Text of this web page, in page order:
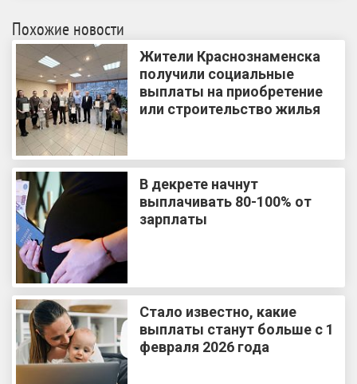
Похожие новости
Жители Краснознаменска
получили социальные
выплаты на приобретение
или строительство жилья
В декрете начнут
выплачивать 80-100% от
зарплаты
Стало известно, какие
выплаты станут больше с 1
февраля 2026 года